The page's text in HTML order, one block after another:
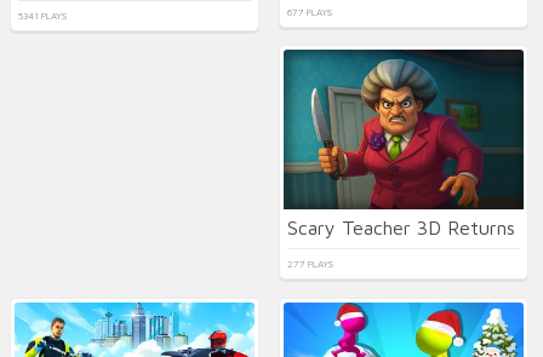
5341 PLAYS 677 PLAYS
Scary Teacher 3D Returns
277 PLAYS